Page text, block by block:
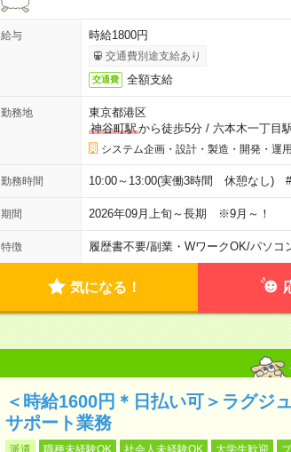
給与 時給1800円
交通費別途支給あり
交通費 全額支給
勤務地
東京都港区
神谷町駅から徒歩5分/ 六本木一丁目
システム企画・設計・製造・開発・運用
勤務時間 10:00～13:00(実働3時間 休憩なし)
期間 2026年09月上旬～長期 ※9月～！
特徴 履歴書不要/副業・WワークOK/パソコ
気になる！
＜時給1600円＊日払い可＞ラグジ
サポート業務
派遣 職種未経験OK 社会人未経験OK 大学生歓迎